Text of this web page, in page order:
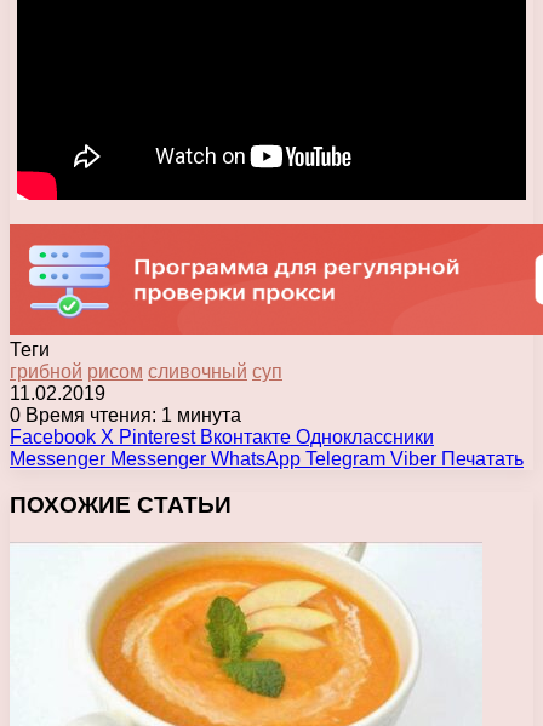
Теги
грибной рисом сливочный суп
11.02.2019
0 Время чтения: 1 минута
Facebook X Pinterest Вконтакте Одноклассники
Messenger Messenger WhatsApp Telegram Viber Печатать
ПОХОЖИЕ СТАТЬИ